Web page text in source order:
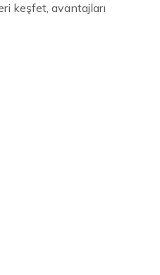
keşfet, avantajları